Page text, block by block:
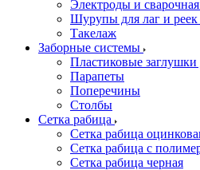
Электроды и
Шурупы для лаг и реек
Такелаж
Заборные системы
Пластиковые заглушки
Парапеты
Поперечины
Столбы
Сетка рабица
Сетка рабица
Сетка рабица с
Сетка рабица черная